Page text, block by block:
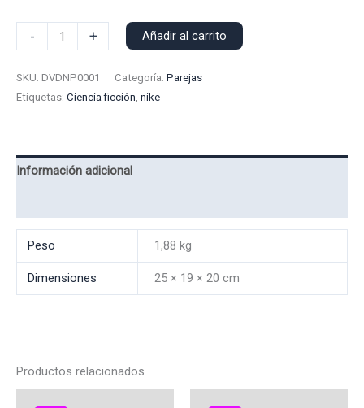
-
Polo
+ Añadir al carrito
SKU: DVDNP0001 Categoría: Parejas
Etiquetas: Ciencia ficción, nike
Información adicional
Peso 1,88 kg
Dimensiones 25 × 19 × 20 cm
Productos relacionados